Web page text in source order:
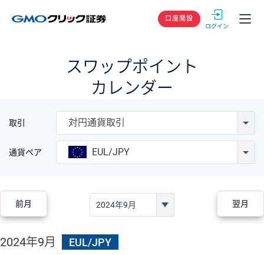
GMOクリック
口座開設
スワップポイント
カレンダー
取引 対円通貨取引
通貨ペア EUL/JPY
前月 翌月
2024年9月 EUL/JPY